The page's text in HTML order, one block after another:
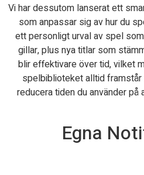
Vi har dessutom lanserat ett
som anpassar sig av hur du
ett personligt urval av spel
gillar, plus nya titlar som
blir effektivare över tid, vilket
spelbiblioteket alltid
reducera tiden du använder
Egna